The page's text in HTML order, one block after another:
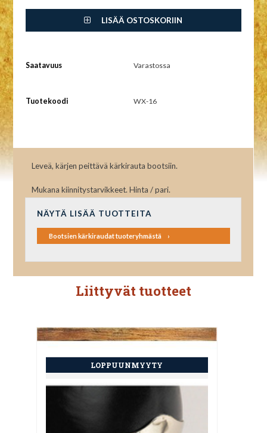
LISÄÄ OSTOSKORIIN
Saatavuus Varastossa
Tuotekoodi WX-16
Leveä, kärjen peittävä kärkirauta bootsiin.
Mukana kiinnitystarvikkeet. Hinta / pari.
NÄYTÄ LISÄÄ TUOTTEITA
Bootsien kärkiraudat tuoteryhmästä
Liittyvät tuotteet